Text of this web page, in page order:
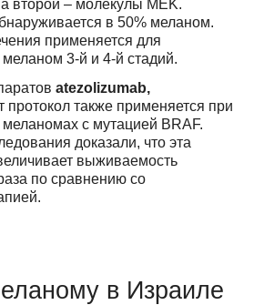
второй – молекулы MEK.
в 50% меланом.
применяется для
3-й и 4-й стадий.
atezolizumab,
протокол также применяется при
с мутацией BRAF.
доказали, что эта
выживаемость
по сравнению со
в Израиле